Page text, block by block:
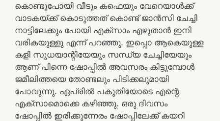
കൊണ്ടുപോയി വീടും കഫെയും വേറെയാൾക്ക്
വാടകയ്ക്ക് കൊടുത്തത് കൊണ്ട് ജാൻസി ചേച്ചി
നാട്ടിലേക്കും പോയി എക്സാം എഴുതാൻ ഇനി
വരികയുള്ളു എന്ന് പറഞ്ഞു. ഇപ്പൊ ആകെയുള്ള
കളി സുധയാന്റിയേയും സന്ധ്യ ചേച്ചിയേയും
ആണ് പിന്നെ ഷോപ്പിൽ അവസരം കിട്ടുമ്പോൾ
ജമീലിത്തയെ തോണ്ടലും പിടിക്കലുമായി
പോവുന്നു. ഏപ്രിൽ പകുതിയോടെ എന്റെ
എക്സാമൊക്കെ കഴിഞ്ഞു. ഒരു ദിവസം
ഷോപ്പിൽ ഇരിക്കുന്നേരം ഷോപ്പിലേക്ക് കയറി